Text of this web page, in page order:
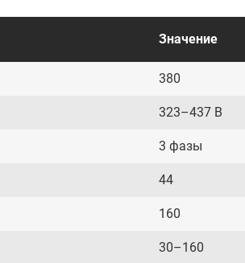
Значение
380
323–437 В
3 фазы
44
160
30–160